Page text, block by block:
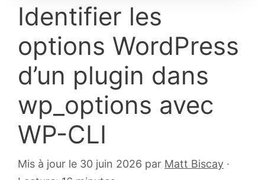
Identifier les
options WordPress
d’un plugin dans
wp_options avec
WP-CLI
Mis à jour le 30 juin 2026 8par Matt Biscay ·